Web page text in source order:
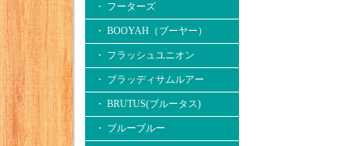
・ フーターズ
・ BOOYAH（ブーヤー）
・ フラッシュユニオン
・ ブラッディサムルアー
・ BRUTUS(ブルータス)
・ ブルーブルー